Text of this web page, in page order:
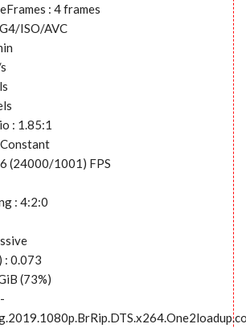
: 4 frames
ISO/AVC
: 1.85:1
(24000/1001) FPS
: 4:2:0
: 0.073
(73%)